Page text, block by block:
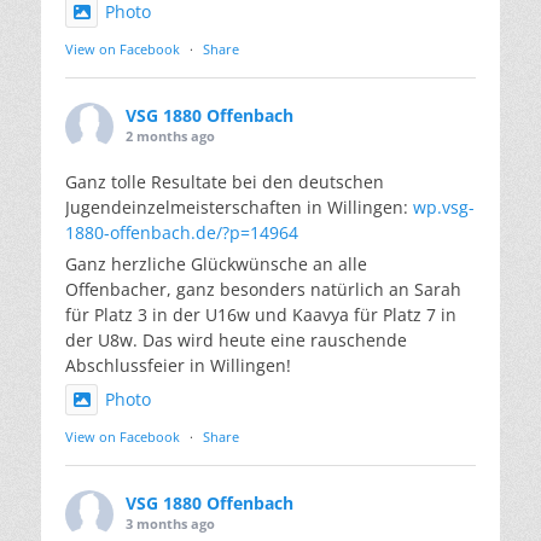
Photo
View on Facebook · Share
VSG 1880 Offenbach
2 months ago
Ganz tolle Resultate bei den deutschen
Jugendeinzelmeisterschaften in Willingen: wp.vsg-
1880-offenbach.de/?p=14964
Ganz herzliche Glückwünsche an alle
Offenbacher, ganz besonders natürlich an Sarah
für Platz 3 in der U16w und Kaavya für Platz 7 in
der U8w. Das wird heute eine rauschende
Abschlussfeier in Willingen!
Photo
View on Facebook · Share
VSG 1880 Offenbach
3 months ago